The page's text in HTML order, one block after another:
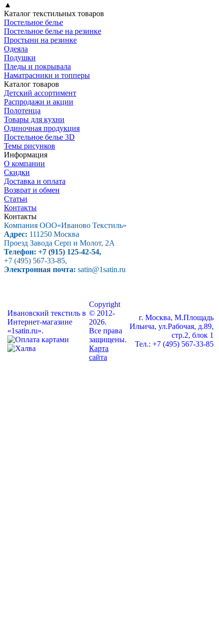
▲
Каталог текстильных товаров
Постельное белье
Постельное белье на резинке
Простыни на резинке
Одеяла
Подушки
Пледы и покрывала
Наматрасники и топперы
Каталог товаров
Детский ассортимент
Распродажи и акции
Полотенца
Товары для кухни
Одиночная продукция
Постельное белье 3D
Темы рисунков
Информация
О компании
Скидки
Доставка и оплата
Возврат и обмен
Статьи
Контакты
Контакты
Компания ООО«Иваново Текстиль»
Адрес: 111250 Москва
Проезд Завода Серп и Молот, 2А
Телефон: +7 (915) 125-42-54,
+7 (495) 567-33-85,
Электронная почта: satin@1satin.ru
Ивановский текстиль в
Интернет-магазине
«1satin.ru».
Copyright
© 2012-
2026.
Все права
защищены.
Карта
сайта
г. Москва, М.Площадь
Ильича, ул.Рабочая, д.89,
стр.2, блок 1
Тел.: +7 (495) 567-33-85